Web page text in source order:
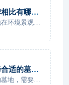
比有哪些
环境景观、
殡葬的发展
静、人文化
适的墓
地，需要从